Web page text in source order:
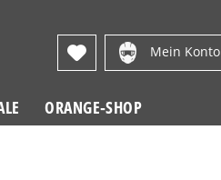
Mein Konto
ORANGE-SHOP